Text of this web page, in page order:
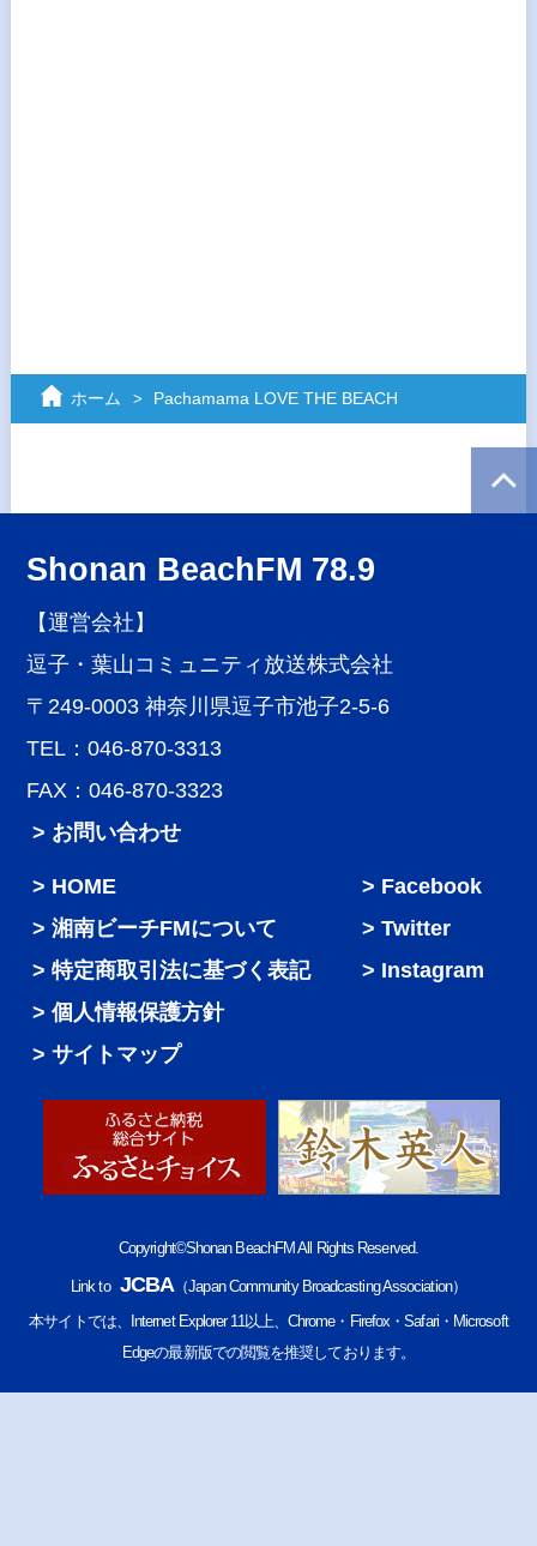
ホーム Pachamama LOVE THE BEACH
Shonan BeachFM 78.9
【運営会社】
逗子・葉山コミュニティ放送株式会社
〒249-0003 神奈川県逗子市池子2-5-6
TEL：046-870-3313
FAX：046-870-3323
> お問い合わせ
HOME
湘南ビーチFMについて
特定商取引法に基づく表記
個人情報保護方針
サイトマップ
Facebook
Twitter
Instagram
Copyright©Shonan BeachFM All Rights Reserved.
Link to JCBA（Japan Community Broadcasting Association）
本サイトでは、Internet Explorer 11以上、Chrome・Firefox・Safari・Microsoft
Edgeの最新版での閲覧を推奨しております。